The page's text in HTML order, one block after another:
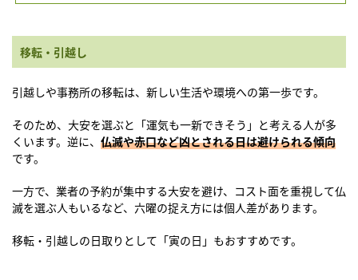
移転・引越し
引越しや事務所の移転は、新しい生活や環境への第一歩です。
そのため、大安を選ぶと「運気も一新できそう」と考える人が多
くいます。逆に、 仏滅や赤口など凶とされる日は避けられる傾向
です。
一方で、業者の予約が集中する大安を避け、コスト面を重視して仏
滅を選ぶ人もいるなど、六曜の捉え方には個人差があります。
移転・引越しの日取りとして「寅の日」もおすすめです。